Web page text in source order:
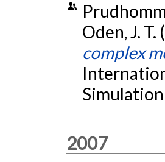
Oden, J.
complex
2007